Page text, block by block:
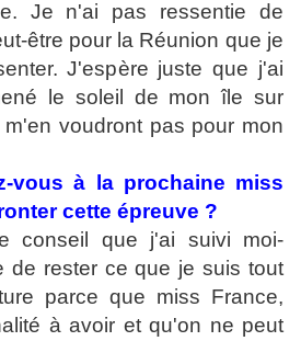
Je n'ai pas ressentie de
être pour la Réunion que je
J'espère juste que j'ai
le soleil de mon île sur
voudront pas pour mon
vous à la prochaine miss
cette épreuve ?
conseil que j'ai suivi moi-
de rester ce que je suis tout
parce que miss France,
à avoir et qu'on ne peut